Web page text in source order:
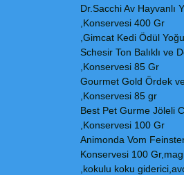
Dr.Sacchi Av Hayvanlı
Konservesi 400 Gr,
Gimcat Kedi Ödül
Schesir Ton Balıklı ve
Konservesi 85 Gr,
Gourmet Gold Ördek
Konservesi 85 gr,
Best Pet Gurme Jöleli
Konservesi 100 Gr,
Animonda Vom
Konservesi 100
kokulu koku